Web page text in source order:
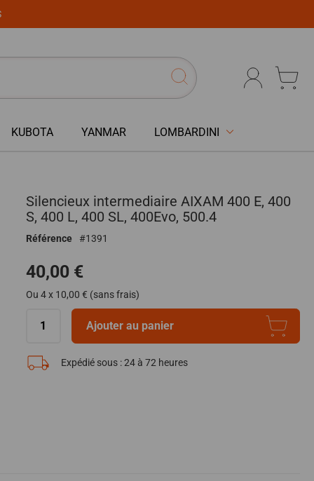
KUBOTA YANMAR LOMBARDINI
Silencieux intermediaire AIXAM 400 E, 400
S, 400 L, 400 SL, 400Evo, 500.4
Référence 1391
40,00 €
Ou 4 x 10,00 € (sans frais)
Ajouter au panier
Expédié sous :24 à 72 heures